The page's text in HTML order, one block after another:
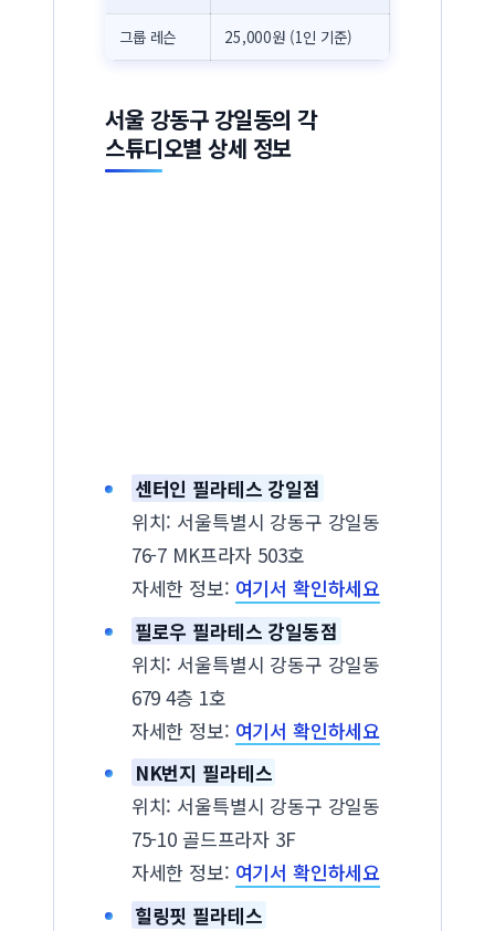
그룹 레슨 25,000원 (1인 기준)
서울 강동구 강일동의 각
스튜디오별 상세 정보
센터인 필라테스 강일점
위치: 서울특별시 강동구 강일동
76-7 MK프라자 503호
자세한 정보: 여기서 확인하세요
필로우 필라테스 강일동점
위치: 서울특별시 강동구 강일동
679 4층 1호
자세한 정보: 여기서 확인하세요
NK번지 필라테스
위치: 서울특별시 강동구 강일동
75-10 골드프라자 3F
자세한 정보: 여기서 확인하세요
힐링핏 필라테스